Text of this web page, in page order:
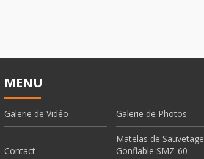
MENU
Galerie de Vidéo Galerie de Photos
Contact
Matelas de Sauvetage
Gonflable SMZ-60